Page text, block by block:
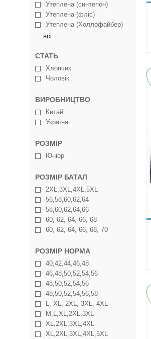
Утеплена (синтепон)
Утеплена (фліс)
Утеплена (Холлофайбер)
всі
СТАТЬ
Хлопчик
Чоловік
ВИРОБНИЦТВО
Китай
Україна
РОЗМІР
Юніор
РОЗМІР БАТАЛ
2XL,3XL,4XL,5XL
56,58,60,62,64
58,60,62,64,66
60, 62, 64, 66, 68
60, 62, 64, 66, 68, 70
РОЗМІР НОРМА
40,42,44,46,48
46,48,50,52,54,56
48,50,52,54,56
48,50,52,54,56,58
L, XL, 2XL, 3XL, 4XL
M,L,XL,2XL,3XL
XL,2XL,3XL,4XL
XL,2XL,3XL,4XL,5XL